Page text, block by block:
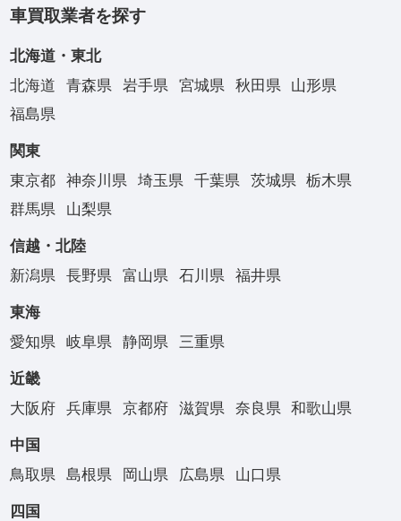
車買取業者を探す
北海道・東北
北海道
青森県 岩手県 宮城県 秋田県
山形県
福島県
関東
東京都
神奈川県 埼玉県 千葉県 茨城県
栃木県
群馬県
山梨県
信越・北陸
新潟県
長野県 富山県 石川県 福井県
東海
愛知県
岐阜県 静岡県 三重県
近畿
大阪府
兵庫県 京都府 滋賀県 奈良県 和歌山県
中国
鳥取県
島根県 岡山県 広島県 山口県
四国